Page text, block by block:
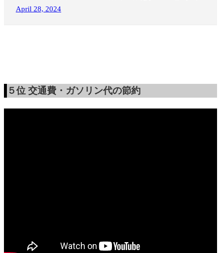
April 28, 2024
５位 交通費・ガソリン代の節約